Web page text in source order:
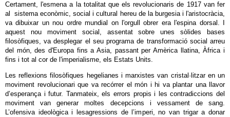
Certament, l'esmena a la totalitat que els revolucionaris de 1917 van fer
al sistema econòmic, social i cultural hereu de la burgesia i l'aristocràcia,
va dibuixar un nou ordre mundial on l'orgull obrer era l'espina dorsal. I
aquest nou moviment social, assentat sobre unes sòlides bases
filosòfiques, va desplegar el seu programa de transformació social arreu
del món, des d'Europa fins a Asia, passant per Amèrica llatina, Àfrica i
fins i tot al cor de l'imperialisme, els Estats Units.
Les reflexions filosòfiques hegelianes i marxistes van cristal·litzar en un
moviment revolucionari que va recórrer el món i hi va plantar una llavor
d’esperança i futur. Tanmateix, els errors propis i les contradiccions del
moviment van generar moltes decepcions i vessament de sang.
L’ofensiva ideològica i lesagressions de l’imperi, no van trigar a donar